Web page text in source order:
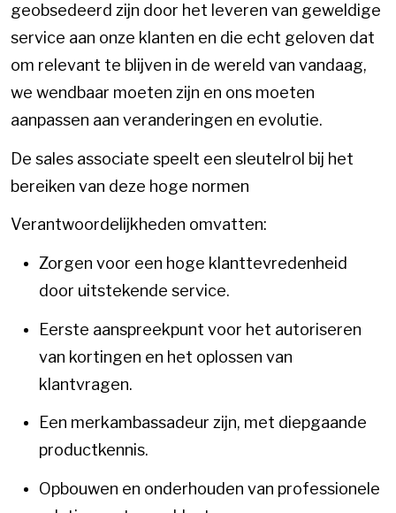
geobsedeerd zijn door het leveren van geweldige
service aan onze klanten en die echt geloven dat
om relevant te blijven in de wereld van vandaag,
we wendbaar moeten zijn en ons moeten
aanpassen aan veranderingen en evolutie.
De sales associate speelt een sleutelrol bij het
bereiken van deze hoge normen
Verantwoordelijkheden omvatten:
Zorgen voor een hoge klanttevredenheid
door uitstekende service.
Eerste aanspreekpunt voor het autoriseren
van kortingen en het oplossen van
klantvragen.
Een merkambassadeur zijn, met diepgaande
productkennis.
Opbouwen en onderhouden van professionele